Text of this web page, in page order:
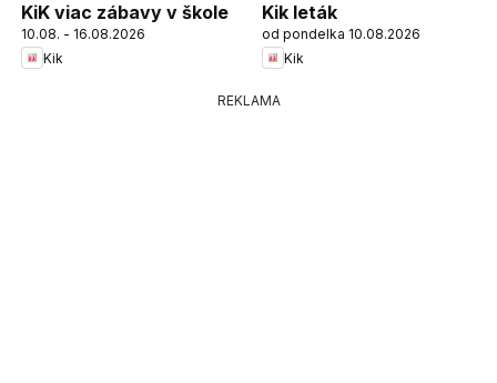
KiK viac zábavy v škole
10.08. - 16.08.2026
Kik
Kik leták
od pondelka 10.08.2026
Kik
REKLAMA